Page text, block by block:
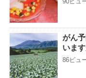
がん
いま
86ビュ